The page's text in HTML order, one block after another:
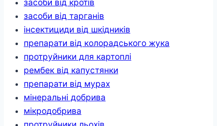
засоби від тарганів
інсектициди від шкідників
препарати від колорадського жука
протруйники для картоплі
рембек від капустянки
препарати від мурах
мінеральні добрива
мікродобрива